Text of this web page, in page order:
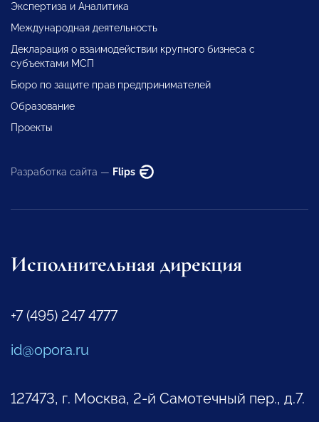
Экспертиза и Аналитика
Международная деятельность
Декларация о взаимодействии крупного бизнеса с
субъектами МСП
Бюро по защите прав предпринимателей
Образование
Проекты
Разработка сайта — Flips
Исполнительная дирекция
+7 (495) 247 4777
id@opora.ru
127473, г. Москва, 2-й Самотечный пер., д.7.